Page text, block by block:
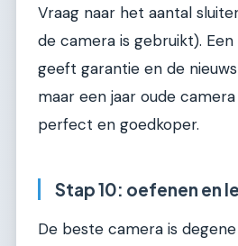
Vraag naar het aantal
de camera is gebruikt).
geeft garantie en de
maar een jaar oude
perfect en goedkoper.
Stap 10: oefenen en
De beste camera is